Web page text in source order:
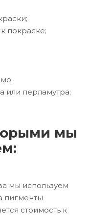
покраске;
или перламутра;
мы
мы используем
пигменты
стоимость к